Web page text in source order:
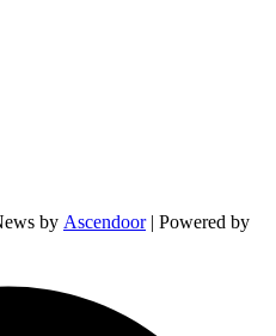
by Ascendoor| Powered by